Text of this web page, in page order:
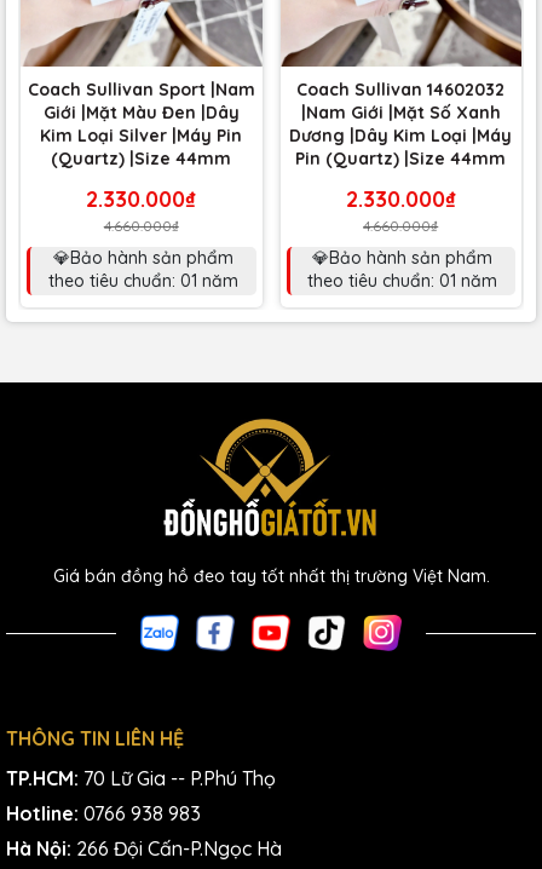
Coach Sullivan Sport |Nam
Giới |Mặt Màu Đen |Dây
Kim Loại Silver |Máy Pin
(Quartz) |Size 44mm
2.330.000₫
4.660.000₫
💎Bảo hành sản phẩm
theo tiêu chuẩn: 01 năm
Coach Sullivan 14602032
|Nam Giới |Mặt Số Xanh
Dương |Dây Kim Loại |Máy
Pin (Quartz) |Size 44mm
2.330.000₫
4.660.000₫
💎Bảo hành sản phẩm
theo tiêu chuẩn: 01 năm
Giá bán đồng hồ đeo tay tốt nhất thị trường Việt Nam.
THÔNG TIN LIÊN HỆ
TP.HCM: 70 Lữ Gia -- P.Phú Thọ
Hotline: 0766 938 983
Hà Nội: 266 Đội Cấn-P.Ngọc Hà